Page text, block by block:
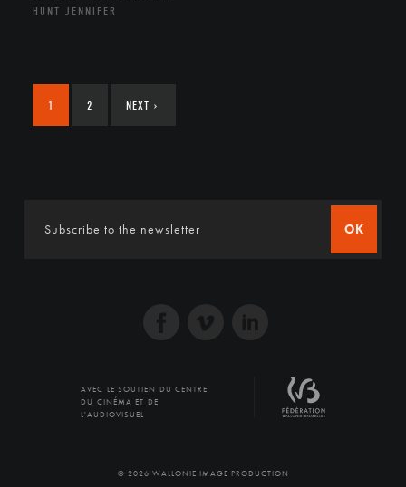
HUNT JENNIFER
1 2 NEXT ›
OK
AVEC LE SOUTIEN DU CENTRE
DU CINÉMA ET DE
L'AUDIOVISUEL
© 2026 WALLONIE IMAGE PRODUCTION